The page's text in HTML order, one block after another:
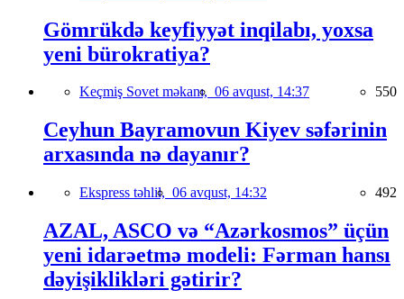
Gömrükdə keyfiyyət inqilabı, yoxsa
yeni bürokratiya?
Keçmiş Sovet məkanı, 06 avqust, 14:37 550
Ceyhun Bayramovun Kiyev səfərinin
arxasında nə dayanır?
Ekspress təhlil, 06 avqust, 14:32 492
AZAL, ASCO və “Azərkosmos” üçün
yeni idarəetmə modeli: Fərman hansı
dəyişiklikləri gətirir?